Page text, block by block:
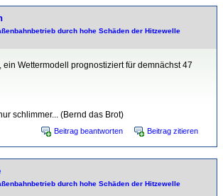
durch hohe Schäden der Hitzewelle
Wettermodell prognostiziert für demnächst 47
schlimmer... (Bernd das Brot)
Beitrag beantworten Beitrag zitieren
durch hohe Schäden der Hitzewelle